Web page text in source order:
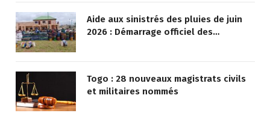
Aide aux sinistrés des pluies de juin
2026 : Démarrage officiel des
Togo : 28 nouveaux magistrats civils
et militaires nommés